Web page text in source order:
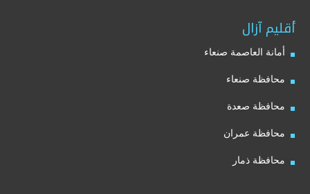
أقليم آزال
أمانة العاصمة صنعاء
محافظة صنعاء
محافظة صعدة
محافظة عمران
محافظة ذمار